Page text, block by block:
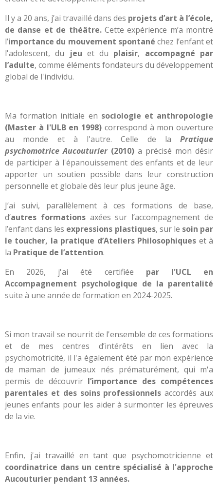
Il y a 20 ans, j’ai travaillé dans des projets d’art à l’école,
de danse et de théâtre. Cette expérience m’a montré
l’importance du mouvement spontané chez l’enfant et
l'adolescent, du
jeu et du plaisir, accompagné par
l’adulte, comme éléments fondateurs du développement
global de l'individu.
Ma formation initiale en sociologie et anthropologie
(Master à l'ULB en 1998) correspond à mon ouverture
au monde et à l'autre. Celle de la Pratique
psychomotrice Aucouturier (2010) a précisé mon désir
de participer à l'épanouissement des enfants et de leur
apporter un soutien possible dans leur construction
personnelle et globale dès leur plus jeune âge.
J’ai suivi, parallèlement à ces formations de base,
d’autres formationsaxées sur l’accompagnement de
l’enfant dans les expressions plastiques, sur le soin par
le toucher, la pratique d’Ateliers Philosophiques et à
la Pratique de l’attention.
En 2026, j'ai été certifiée par l'UCL en
Accompagnement psychologique de la parentalité
suite à une année de formation en 2024-2025.
Si montravail se nourrit de l'ensemble de ces formations
et de mes centres d’intérêts en lien avec la
psychomotricité, il l'a également été par mon expérience
de maman de jumeaux nés prématurément, qui m'a
permis de découvrir l’importance des compétences
parentales et des soins professionnels accordés aux
jeunes enfants pour les aider à surmonter les épreuves
de la vie.
Enfin, j'ai travaillé en tant que psychomotricienne et
coordinatrice dans un centre spécialisé à l'approche
Aucouturier pendant 13 années.